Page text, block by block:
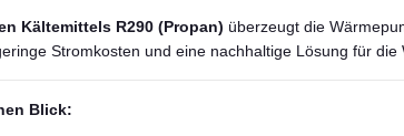
Kältemittels R290 (Propan) überzeugt die
Stromkosten und eine nachhaltige Lösung für die
Blick: